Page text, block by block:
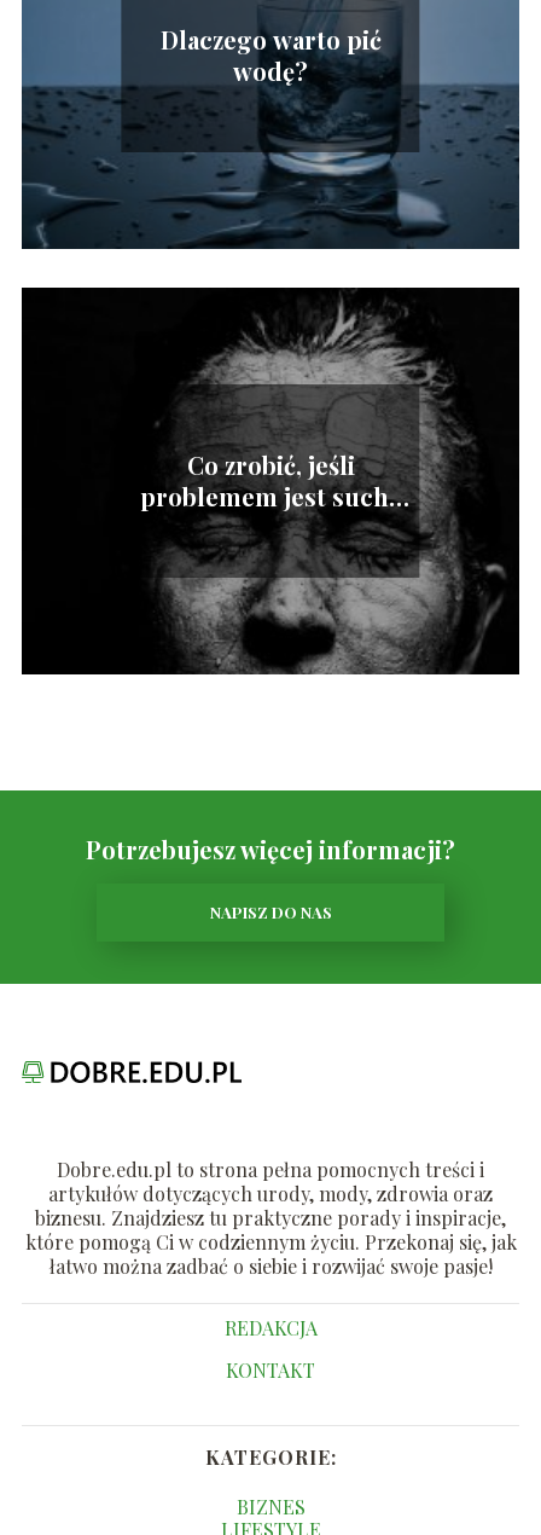
Dlaczego warto pić
wodę?
Co zrobić, jeśli
problemem jest sucha
skóra twarzy?
Potrzebujesz więcej informacji?
NAPISZ DO NAS
Dobre.edu.pl to strona pełna pomocnych treści i
artykułów dotyczących urody, mody, zdrowia oraz
biznesu. Znajdziesz tu praktyczne porady i inspiracje,
które pomogą Ci w codziennym życiu. Przekonaj się, jak
łatwo można zadbać o siebie i rozwijać swoje pasje!
REDAKCJA
KONTAKT
KATEGORIE:
BIZNES
LIFESTYLE